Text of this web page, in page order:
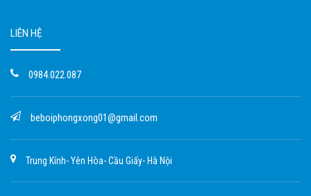
LIÊN HỆ
0984.022.087
beboiphongxong01@gmail.com
Trung Kính- Yên Hòa- Cầu Giấy- Hà Nội